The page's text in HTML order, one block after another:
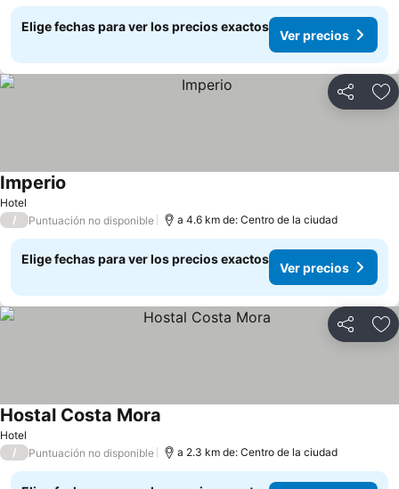
Elige fechas para ver los precios exactos
Ver precios
Compartir
Hotel
Imperio
/ Puntuación no disponible a 4.6 km de: Centro de la ciudad
Elige fechas para ver los precios exactos
Ver precios
Compartir
Hotel
Hostal Costa Mora
/ Puntuación no disponible a 2.3 km de: Centro de la ciudad